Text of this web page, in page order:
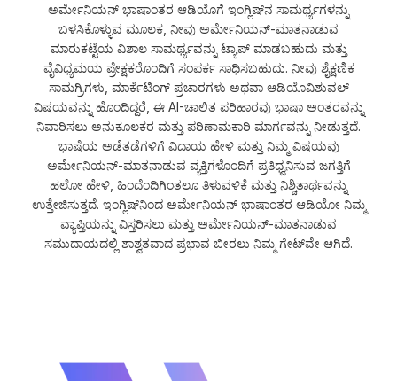
ಅರ್ಮೇನಿಯನ್ ಭಾಷಾಂತರ ಆಡಿಯೊಗೆ ಇಂಗ್ಲಿಷ್‌ನ ಸಾಮರ್ಥ್ಯಗಳನ್ನು
ಬಳಸಿಕೊಳ್ಳುವ ಮೂಲಕ, ನೀವು ಅರ್ಮೇನಿಯನ್-ಮಾತನಾಡುವ
ಮಾರುಕಟ್ಟೆಯ ವಿಶಾಲ ಸಾಮರ್ಥ್ಯವನ್ನು ಟ್ಯಾಪ್ ಮಾಡಬಹುದು ಮತ್ತು
ವೈವಿಧ್ಯಮಯ ಪ್ರೇಕ್ಷಕರೊಂದಿಗೆ ಸಂಪರ್ಕ ಸಾಧಿಸಬಹುದು. ನೀವು ಶೈಕ್ಷಣಿಕ
ಸಾಮಗ್ರಿಗಳು, ಮಾರ್ಕೆಟಿಂಗ್ ಪ್ರಚಾರಗಳು ಅಥವಾ ಆಡಿಯೊವಿಶುವಲ್
ವಿಷಯವನ್ನು ಹೊಂದಿದ್ದರೆ, ಈ AI-ಚಾಲಿತ ಪರಿಹಾರವು ಭಾಷಾ ಅಂತರವನ್ನು
ನಿವಾರಿಸಲು ಅನುಕೂಲಕರ ಮತ್ತು ಪರಿಣಾಮಕಾರಿ ಮಾರ್ಗವನ್ನು ನೀಡುತ್ತದೆ.
ಭಾಷೆಯ ಅಡೆತಡೆಗಳಿಗೆ ವಿದಾಯ ಹೇಳಿ ಮತ್ತು ನಿಮ್ಮ ವಿಷಯವು
ಅರ್ಮೇನಿಯನ್-ಮಾತನಾಡುವ ವ್ಯಕ್ತಿಗಳೊಂದಿಗೆ ಪ್ರತಿಧ್ವನಿಸುವ ಜಗತ್ತಿಗೆ
ಹಲೋ ಹೇಳಿ, ಹಿಂದೆಂದಿಗಿಂತಲೂ ತಿಳುವಳಿಕೆ ಮತ್ತು ನಿಶ್ಚಿತಾರ್ಥವನ್ನು
ಉತ್ತೇಜಿಸುತ್ತದೆ. ಇಂಗ್ಲಿಷ್‌ನಿಂದ ಅರ್ಮೇನಿಯನ್ ಭಾಷಾಂತರ ಆಡಿಯೋ ನಿಮ್ಮ
ವ್ಯಾಪ್ತಿಯನ್ನು ವಿಸ್ತರಿಸಲು ಮತ್ತು ಅರ್ಮೇನಿಯನ್-ಮಾತನಾಡುವ
ಸಮುದಾಯದಲ್ಲಿ ಶಾಶ್ವತವಾದ ಪ್ರಭಾವ ಬೀರಲು ನಿಮ್ಮ ಗೇಟ್‌ವೇ ಆಗಿದೆ.